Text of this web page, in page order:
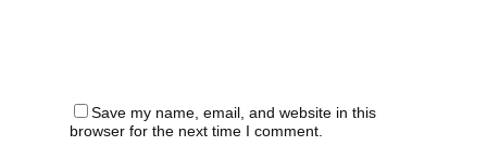
Save my name, email, and website in this
browser for the next time I comment.